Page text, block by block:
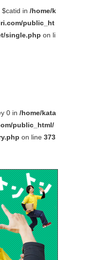
in /home/k
public_ht
single.php on li
0 in /home/kata
public_html/
on line 373